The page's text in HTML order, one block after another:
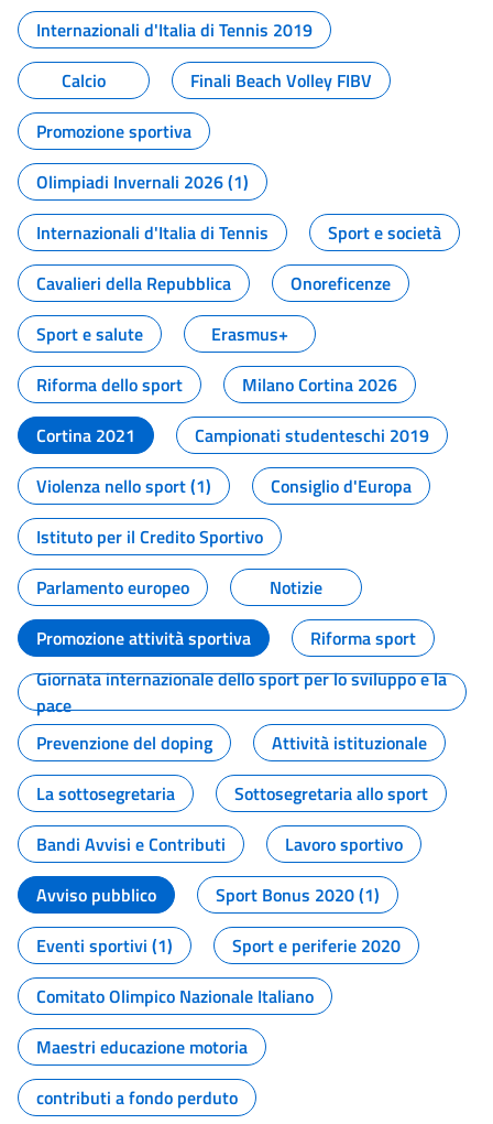
Internazionali d'Italia di Tennis 2019
Calcio
Finali Beach Volley FIBV
Promozione sportiva
Olimpiadi Invernali 2026 (1)
Internazionali d'Italia di Tennis
Sport e società
Cavalieri della Repubblica
Onoreficenze
Sport e salute
Erasmus+
Riforma dello sport
Milano Cortina 2026
Cortina 2021
Campionati studenteschi 2019
Violenza nello sport (1)
Consiglio d'Europa
Istituto per il Credito Sportivo
Parlamento europeo
Notizie
Promozione attività sportiva
Riforma sport
Giornata internazionale dello sport per lo sviluppo e la
pace
Prevenzione del doping
Attività istituzionale
La sottosegretaria
Sottosegretaria allo sport
Bandi Avvisi e Contributi
Lavoro sportivo
Avviso pubblico
Sport Bonus 2020 (1)
Eventi sportivi (1)
Sport e periferie 2020
Comitato Olimpico Nazionale Italiano
Maestri educazione motoria
contributi a fondo perduto